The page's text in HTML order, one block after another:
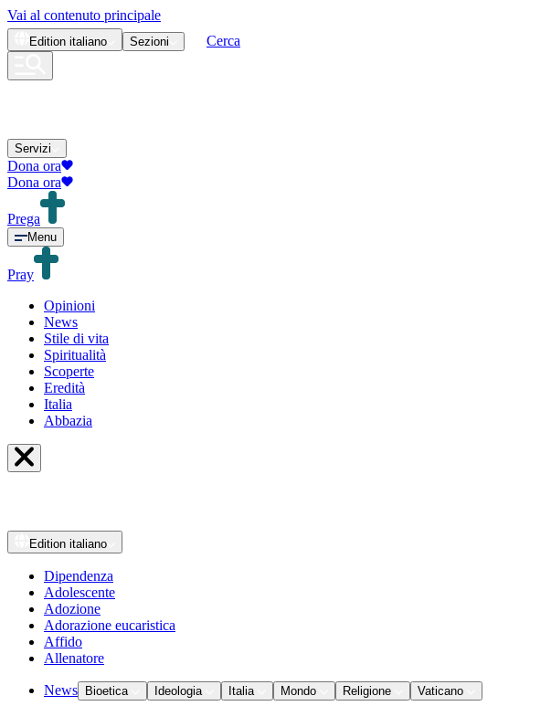
Vai al contenuto principale
Edition italiano Sezioni Cerca
Servizi
Dona ora
Dona ora
Prega
Menu
Pray
Opinioni
News
Stile di vita
Spiritualità
Scoperte
Eredità
Italia
Abbazia
Edition italiano
Dipendenza
Adolescente
Adozione
Adorazione eucaristica
Affido
Allenatore
News Bioetica Ideologia Italia Mondo Religione Vaticano